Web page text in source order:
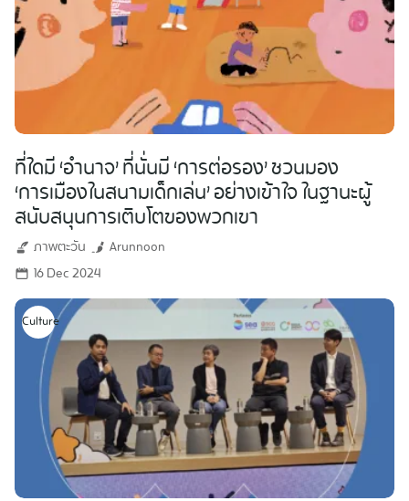
ที่ใดมี ‘อำนาจ’ ที่นั่นมี ‘การต่อรอง’ ชวนมอง
‘การเมืองในสนามเด็กเล่น’ อย่างเข้าใจ ในฐานะผู้
สนับสนุนการเติบโตของพวกเขา
ภาพตะวัน
Arunnoon
16 Dec 2024
Culture